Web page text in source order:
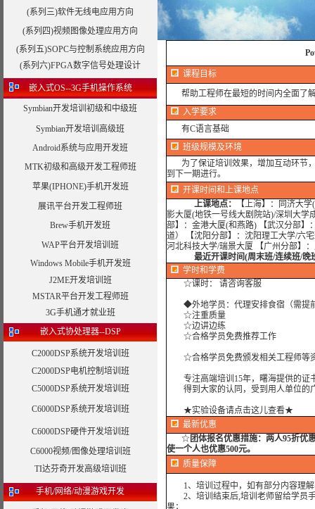
(系列三)软件无线电应用方向
(系列四)视频图像处理应用方向
(系列五)SOPC与控制系统应用方向
(系列六)FPGA数字信号处理设计
嵌入式OS--3G手机操作系统
Symbian开发培训初级和中级班
Symbian开发培训高级班
Android系统与应用开发班
MTK初级和高级开发工程师班
苹果(IPHONE)手机开发班
展讯平台开发工程师班
Brew手机开发班
WAP平台开发培训班
Windows Mobile手机开发班
J2ME开发培训班
MSTAR平台开发工程师班
3G手机通才就业班
嵌入式协处理器--DSP
C2000DSP系统开发培训班
C2000DSP电机控制培训班
C5000DSP系统开发培训班
C6000DSP系统开发培训班
C6000DSP硬件开发培训班
C6000视频/图像处理培训班
TI达芬奇开发高级培训班
手机/网络/动漫游戏开发
课程目标
帮助工程师在最短的时间内全面了
入学要求
有C语言基础
班级规模及环境
为了保证培训效果，增加互动环节，
到下一期进行。
开课时间和上课地点
上课地点：
【上海】：同济大
影大厦(地铁一号线大剧院站)/深圳大学
部】：金港大厦(和燕路) 【武汉分部】
道） 【沈阳分部】：沈阳理工大学/六
河北科技大学/瑞景大厦 【广州分部】
最近开课时间(周末班/连续班/晚
学时和学费
☆课时： 请咨询客服
◆外地学员：代理安排食宿（需提
☆注重质量
☆边讲边练
☆合格学员免费推荐工作
☆合格学员免费颁发相关工程师等
专注高端培训15年，曙海提供的证
得到大家的认同，受到用人单位的
★实验设备请点击这儿查看★
最新优惠
☆ 团体报名优惠措施： 两人95折优
使一个人也优惠500元。
质量保障
1、培训过程中，如有部分内容理解
2、培训结束后,培训老师留给学员手
果；